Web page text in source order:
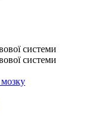
системи
системи